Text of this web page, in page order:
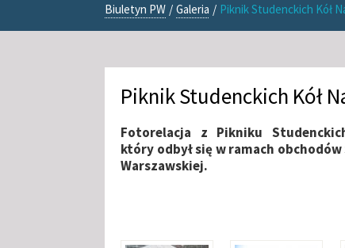
Biuletyn PW / Galeria / Piknik Studenckich Kół
Piknik Studenckich Kół
Fotorelacja z Pikniku
który odbył się w ramach
Warszawskiej.